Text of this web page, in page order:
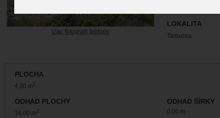
Viac fotografii biotopu
LOKALITA
Tarbucka
PLOCHA
4,00 m2
ODHAD PLOCHY
16,00 m2
ODHAD ŠÍRKY
0,00 m